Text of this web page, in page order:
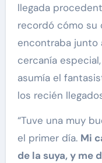
llegada
recordó cómo su
encontraba junto
cercanía
asumía el
los recién
“Tuve una muy
el primer día. Mi
de la suya, y me